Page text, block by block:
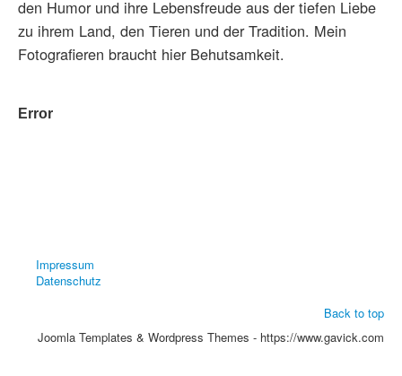
den Humor und ihre Lebensfreude aus der tiefen Liebe
zu ihrem Land, den Tieren und der Tradition. Mein
Fotografieren braucht hier Behutsamkeit.
Error
Impressum
Datenschutz
Back to top
Joomla Templates & Wordpress Themes - https://www.gavick.com